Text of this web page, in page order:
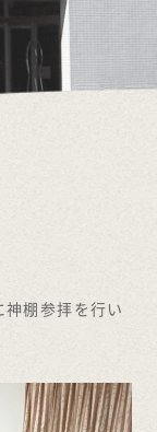
棚参拝を行い